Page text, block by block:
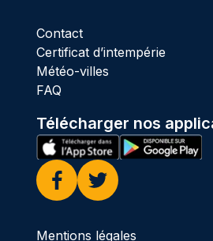
Contact
Certificat d’intempérie
Météo-villes
FAQ
Télécharger nos
Facebook
Twitter
Mentions légales